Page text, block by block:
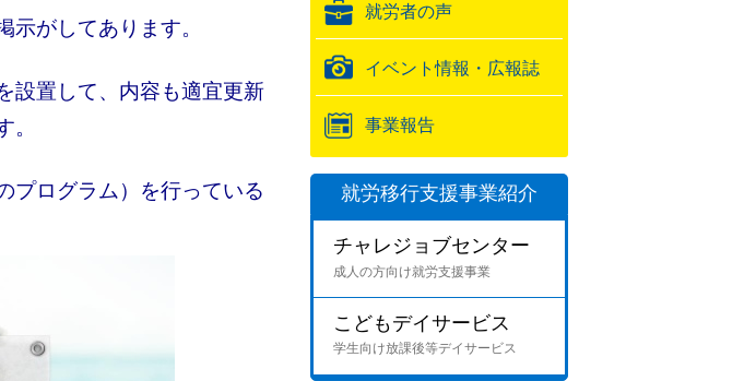
がしてあります。
設置して、内容も適宜更新
。
プログラム）を行っている
就労者の声
イベント情報・広報誌
事業報告
就労移行支援事業紹介
チャレジョブセンター
成人の方向け就労支援事業
こどもデイサービス
学生向け放課後等デイサービス